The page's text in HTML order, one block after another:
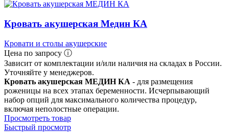
Кровать акушерская Медин КА
Кровати и столы акушерские
Цена по запросу ⓘ
Зависит от комплектации и/или наличия на складах в России.
Уточняйте у менеджеров.
Кровать акушерская МЕДИН КА - для размещения
роженицы на всех этапах беременности. Исчерпывающий
набор опций для максимального количества процедур,
включая неполостные операции.
Просмотреть товар
Быстрый просмотр